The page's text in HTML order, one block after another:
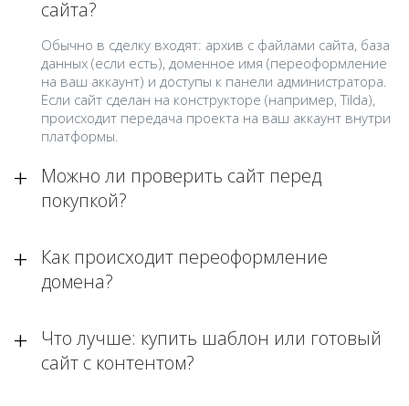
сайта?
Обычно в сделку входят: архив с файлами сайта, база
данных (если есть), доменное имя (переоформление
на ваш аккаунт) и доступы к панели администратора.
Если сайт сделан на конструкторе (например, Tilda),
происходит передача проекта на ваш аккаунт внутри
платформы.
Можно ли проверить сайт перед
покупкой?
Как происходит переоформление
домена?
Что лучше: купить шаблон или готовый
сайт с контентом?